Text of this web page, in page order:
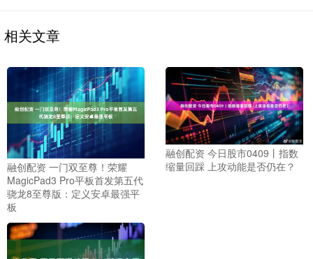
相关文章
融创配资 一门双至尊！荣耀
MagicPad3 Pro平板首发第五代
骁龙8至尊版：定义安卓最强平
板
融创配资 今日股市0409丨指数
缩量回踩 上攻动能是否仍在？